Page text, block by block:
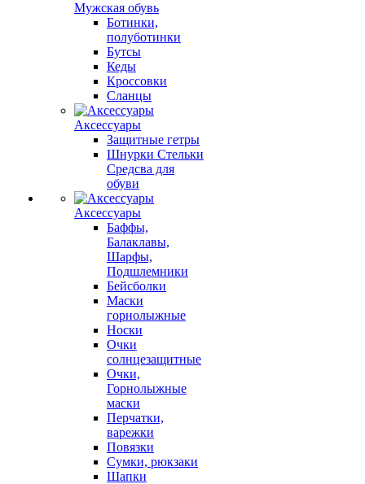
Мужская обувь
Ботинки,
полуботинки
Бутсы
Кеды
Кроссовки
Сланцы
Аксессуары
Защитные гетры
Шнурки Стельки
Средсва для
обуви
Аксессуары
Баффы,
Балаклавы,
Шарфы,
Подшлемники
Бейсболки
Маски
горнолыжные
Носки
Очки
солнцезащитные
Очки,
Горнолыжные
маски
Перчатки,
варежки
Повязки
Сумки, рюкзаки
Шапки